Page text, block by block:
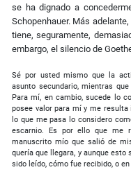
se ha dignado a
Schopenhauer. Más
tiene, seguramente,
embargo, el silencio de
Sé por usted mismo que la
asunto secundario, mientras
Para mí, en cambio, sucede lo
posee valor para mí y me
lo que me pasa lo considero
escarnio. Es por ello que me
manuscrito mío que salió de
quería que llegara, y aunque
sido leído, cómo fue recibido, o